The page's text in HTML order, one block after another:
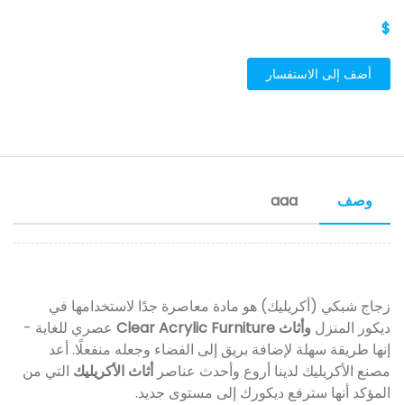
$
أضف إلى الاستفسار
وصف aaa
زجاج شبكي (أكريليك) هو مادة معاصرة جدًا لاستخدامها في
ديكور المنزل وأثاث Clear Acrylic Furniture
عصري للغاية -
إنها طريقة سهلة لإضافة بريق إلى الفضاء وجعله منفعلًا. أعد
مصنع الأكريليك لدينا أروع وأحدث عناصرأثاث الأكريليك التي من
المؤكد أنها سترفع ديكورك إلى مستوى جديد.